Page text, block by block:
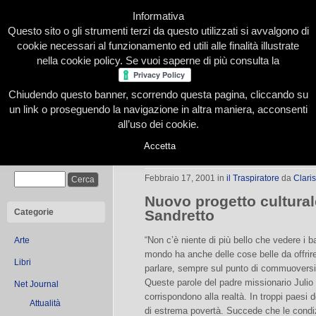
Home Presentazione Redazione Le nostre firme
Categorie
Arte
Libri
Net Journal
Attualità
Emil, Mihaela e altre storie
Febbraio 17, 2001 in il Traspiratore da Claris
Nuovo progetto
Sandretto
“Non c’è niente di più bello che vedere i
mondo ha anche delle cose belle da
parlare, sempre sul punto di
Queste parole del padre missionario
corrispondono alla realtà. In troppi paesi
di estrema povertà. Succede che le
Informativa
Questo sito o gli strumenti terzi da questo utilizzati si avvalgono di
cookie necessari al funzionamento ed utili alle finalità illustrate
nella cookie policy. Se vuoi saperne di più consulta la
Chiudendo questo banner, scorrendo questa pagina, cliccando su
un link o proseguendo la navigazione in altra maniera, acconsenti
all’uso dei cookie.
Accetta